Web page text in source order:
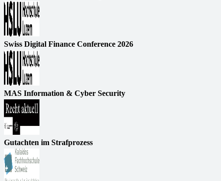
Swiss Digital Finance Conference 2026
MAS Information & Cyber Security
Gutachten im Strafprozess